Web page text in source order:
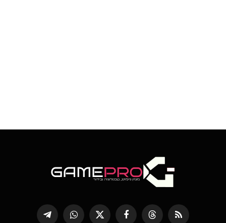
RSS
Threads פייסבוק X
WhatsApp
Telegram